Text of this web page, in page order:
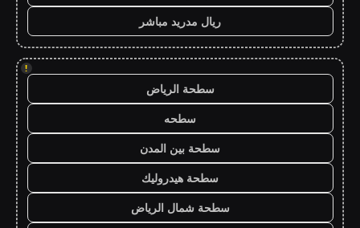
ريال مدريد مباشر
!
سطحة الرياض
سطحه
سطحة بين المدن
سطحة هيدروليك
سطحة شمال الرياض